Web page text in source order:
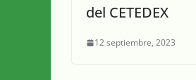
del CETEDEX
12 septiembre, 2023